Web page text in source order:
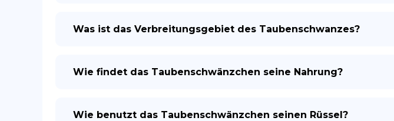
Was ist das Verbreitungsgebiet des Taubenschwanzes?
Wie findet das Taubenschwänzchen seine Nahrung?
Wie benutzt das Taubenschwänzchen seinen Rüssel?